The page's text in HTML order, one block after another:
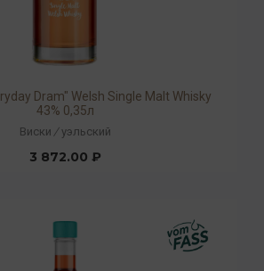
Dram" Welsh Single Malt Whisky
43% 0,35л
Виски / уэльский
3 872.00 ₽